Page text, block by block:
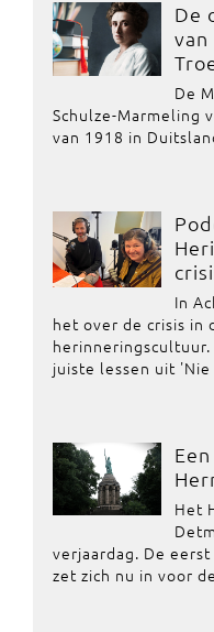
De
van
De
Schulze-Marmeling
van 1918 in
In
het over de crisis in
juiste lessen uit 'Nie
Het
verjaardag. De
zet zich nu in voor